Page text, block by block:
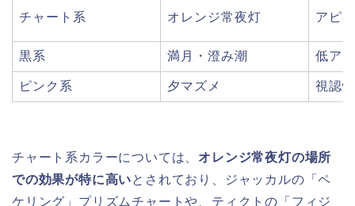
チャート系 オレンジ常夜灯 アピ
黒系 満月・澄み潮 低ア
ピンク系 夕マズメ 視認
チャート系カラーについては、 オレンジ常夜灯の場所
での効果が特に高いとされており、ジャッカルの「ペ
ケリング」プリズムチャートや、ティクトの「フィジ